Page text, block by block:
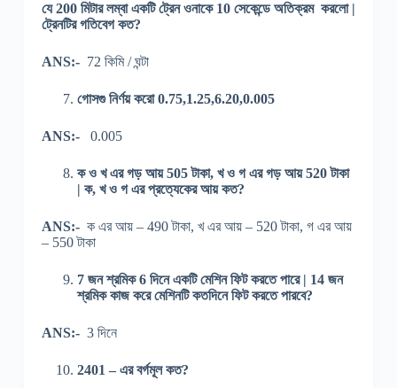
যে 200 মিটার লম্বা একটি ট্রেন ওনাকে 10 সেকেন্ডে অতিক্রম করলো |
ট্রেনটির গতিবেগ কত?
ANS:-72 কিমি / ঘন্টা
গোসগু নির্ণয় করো 0.75,1.25,6.20,0.005
ANS:-0.005
ক ও খ এর গড় আয় 505 টাকা, খ ও গ এর গড় আয় 520 টাকা
| ক, খ ও গ এর প্রত্যেকের আয় কত?
ANS:-ক এর আয় – 490 টাকা, খ এর আয় – 520 টাকা, গ এর আয়
– 550 টাকা
7 জন শ্রমিক 6 দিনে একটি মেশিন ফিট করতে পারে | 14 জন
শ্রমিক কাজ করে মেশিনটি কতদিনে ফিট করতে পারবে?
ANS:-3 দিনে
2401 – এর বর্গমূল কত?